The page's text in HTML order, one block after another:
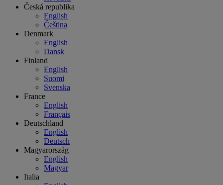
Česká republika
English
Čeština
Denmark
English
Dansk
Finland
English
Suomi
Svenska
France
English
Français
Deutschland
English
Deutsch
Magyarország
English
Magyar
Italia